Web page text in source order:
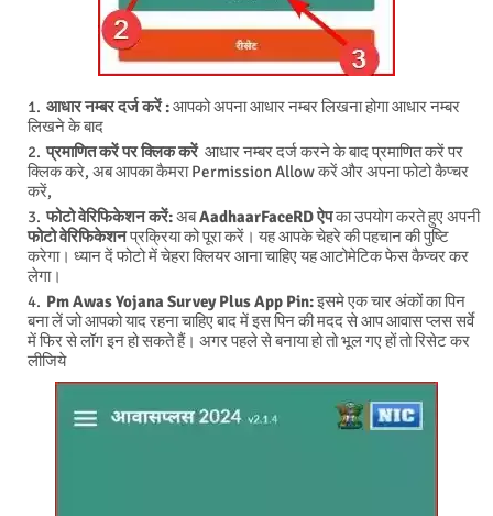
आधार नम्बर दर्ज करें :आपको अपना आधार नम्बर लिखना होगा आधार नम्बर
लिखने के बाद
प्रमाणित करें पर क्लिक करेंआधार नम्बर दर्ज करने के बाद प्रमाणित करें पर
क्लिक करे, अब आपका कैमरा Permission Allow करें और अपना फोटो कैप्चर
करें,
फोटो वेरिफिकेशन करें:अबAadhaarFaceRD ऐपका उपयोग करते हुए अपनी
फोटो वेरिफिकेशनप्रक्रिया को पूरा करें। यह आपके चेहरे की पहचान की पुष्टि
करेगा। ध्यान दें फोटो में चेहरा क्लियर आना चाहिए यह आटोमेटिक फेस कैप्चर कर
लेगा।
Pm Awas Yojana Survey Plus App Pin:इसमे एक चार अंकों का पिन
बना लें जो आपको याद रहना चाहिए बाद में इस पिन की मदद से आप आवास प्लस सर्वे
में फिर से लॉग इन हो सकते हैं। अगर पहले से बनाया हो तो भूल गए हों तो रिसेट कर
लीजिये